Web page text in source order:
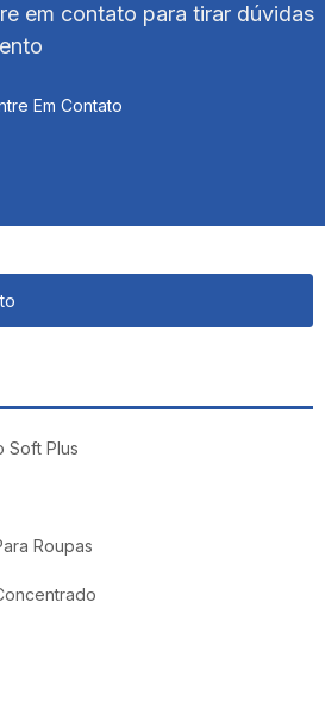
em contato para tirar dúvidas
Em Contato
Soft Plus
Roupas